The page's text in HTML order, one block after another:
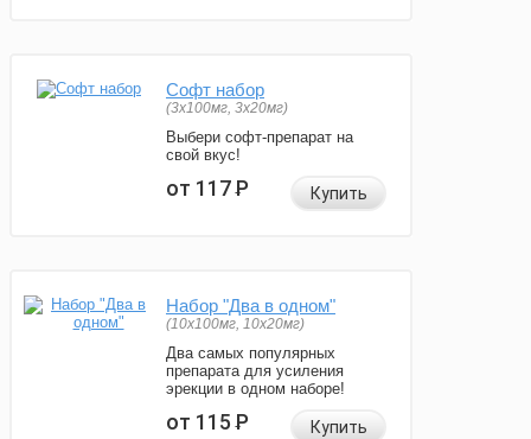
Софт набор
(3x100мг, 3x20мг)
Выбери софт-препарат на
свой вкус!
от 117Р Купить
Набор "Два в одном"
(10x100мг, 10x20мг)
Два самых популярных
препарата для усиления
эрекции в одном наборе!
от 115Р Купить